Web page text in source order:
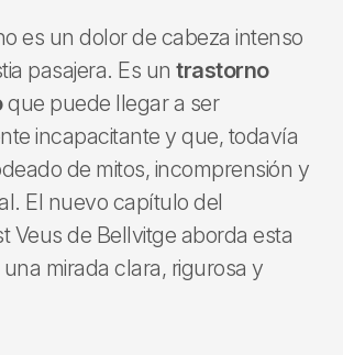
es un dolor de cabeza intenso
pasajera. Es un trastorno
que puede llegar a ser
incapacitante y que, todavía
de mitos, incomprensión y
El nuevo capítulo del
Veus de Bellvitge aborda esta
mirada clara, rigurosa y